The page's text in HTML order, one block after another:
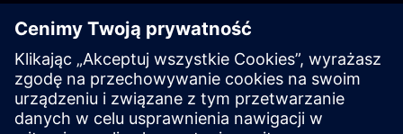
Die aufgeführte Hotelauswahl erfolgte ausschließlich
der günstigen Verkehrsanbindung zum
Veranstaltungsort.
Es handelt sich hierbei nicht um Siemens-